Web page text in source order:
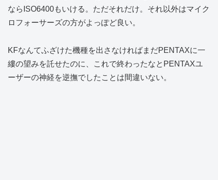
ならISO6400もいける。ただそれだけ。それ以外はマイク
ロフォーサーズの方がよっぽど良い。
KFなんてふざけた機種を出さなければまだPENTAXに一
縷の望みを託せたのに、これで終わったなとPENTAXユ
ーザーの神経を逆撫でしたことは間違いない。